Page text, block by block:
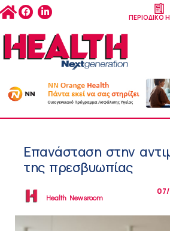
ΠΕΡΙΟΔΙΚΟ
Επανάσταση στην
της πρεσβυωπίας
Health Newsroom